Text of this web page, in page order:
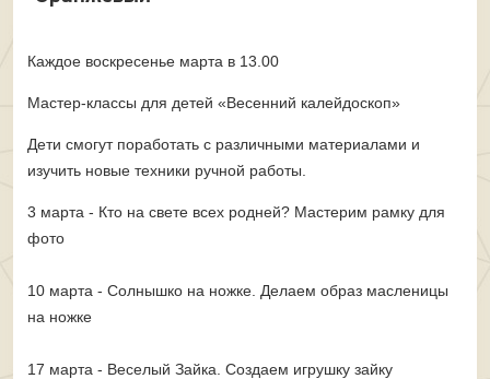
Каждое воскресенье марта в 13.00
Мастер-классы для детей «Весенний калейдоскоп»
Дети смогут поработать с различными материалами и
изучить новые техники ручной работы.
3 марта - Кто на свете всех родней? Мастерим рамку для
фото
10 марта - Солнышко на ножке. Делаем образ масленицы
на ножке
17 марта - Веселый Зайка. Создаем игрушку зайку